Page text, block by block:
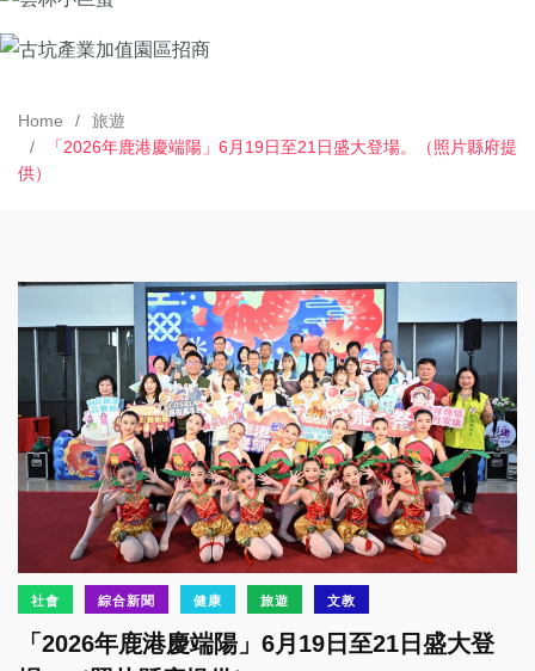
Home
旅遊
「2026年鹿港慶端陽」6月19日至21日盛大登場。（照片縣府提
供）
社會 綜合新聞 健康 旅遊 文教
「2026年鹿港慶端陽」6月19日至21日盛大登